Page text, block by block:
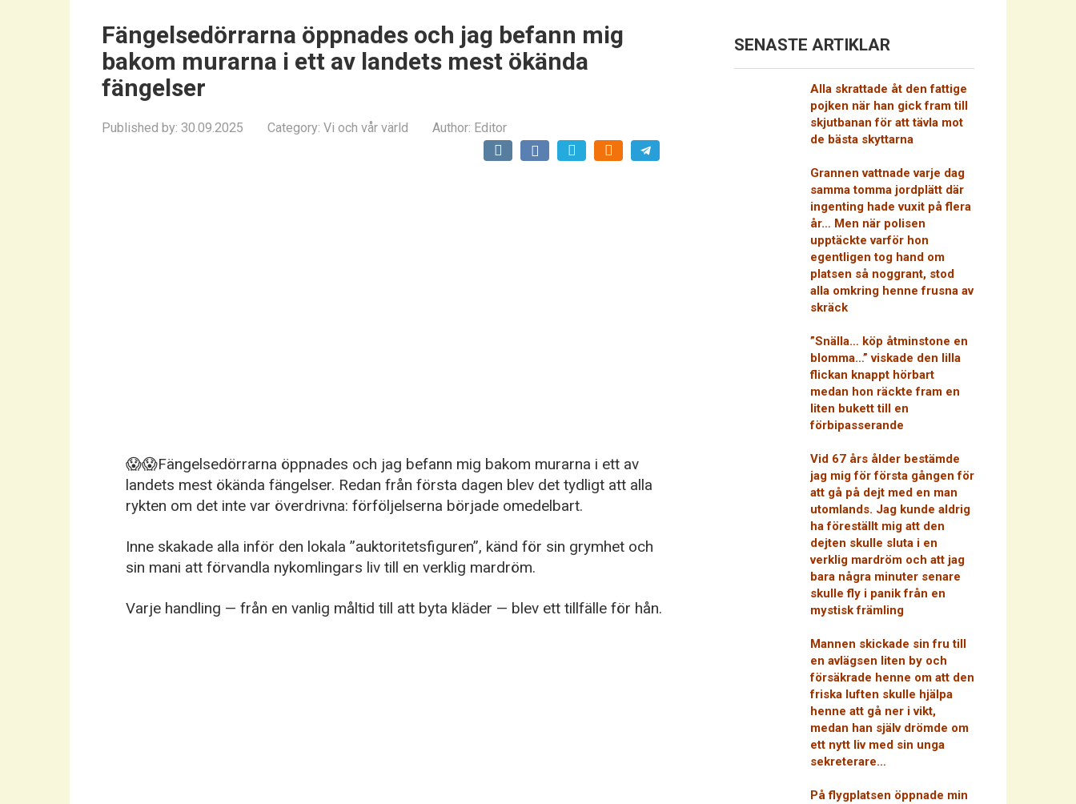
Fängelsedörrarna öppnades och jag befann mig
bakom murarna i ett av landets mest ökända
fängelser
Published by: 30.09.2025 Category: Vi och vår värld Author: Editor
😱😱Fängelsedörrarna öppnades och jag befann mig bakom murarna i ett av
landets mest ökända fängelser. Redan från första dagen blev det tydligt att alla
rykten om det inte var överdrivna: förföljelserna började omedelbart.
Inne skakade alla inför den lokala ”auktoritetsfiguren”, känd för sin grymhet och
sin mani att förvandla nykomlingars liv till en verklig mardröm.
Varje handling — från en vanlig måltid till att byta kläder — blev ett tillfälle för hån.
SENASTE ARTIKLAR
Alla skrattade åt den fattige
pojken när han gick fram till
skjutbanan för att tävla mot
de bästa skyttarna
Grannen vattnade varje dag
samma tomma jordplätt där
ingenting hade vuxit på flera
år… Men när polisen
upptäckte varför hon
egentligen tog hand om
platsen så noggrant, stod
alla omkring henne frusna av
skräck
”Snälla… köp åtminstone en
blomma…” viskade den lilla
flickan knappt hörbart
medan hon räckte fram en
liten bukett till en
förbipasserande
Vid 67 års ålder bestämde
jag mig för första gången för
att gå på dejt med en man
utomlands. Jag kunde aldrig
ha föreställt mig att den
dejten skulle sluta i en
verklig mardröm och att jag
bara några minuter senare
skulle fly i panik från en
mystisk främling
Mannen skickade sin fru till
en avlägsen liten by och
försäkrade henne om att den
friska luften skulle hjälpa
henne att gå ner i vikt,
medan han själv drömde om
ett nytt liv med sin unga
sekreterare…
På flygplatsen öppnade min